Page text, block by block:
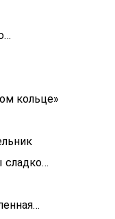
кольце»
сладко…